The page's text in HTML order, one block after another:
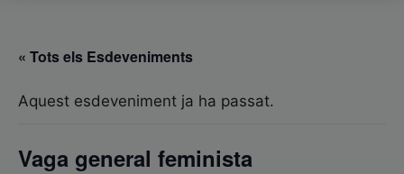
« Tots els Esdeveniments
Aquest esdeveniment ja ha passat.
Vaga general feminista